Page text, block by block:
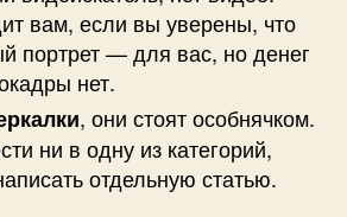
вам, если вы уверены, что
портрет — для вас, но денег
нет.
, они стоят особнячком.
ни в одну из категорий,
отдельную статью.